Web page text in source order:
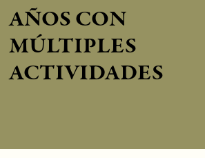
AÑOS CON
MÚLTIPLES
ACTIVIDADES